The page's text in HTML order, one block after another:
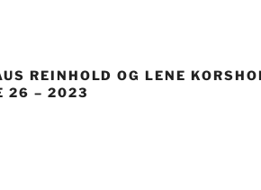
REINHOLD OG LENE
26 – 2023